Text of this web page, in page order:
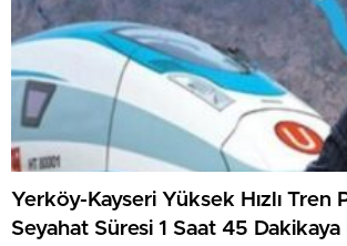
Yerköy-Kayseri Yüksek Hızlı Tren
Seyahat Süresi 1 Saat 45 Dakikaya